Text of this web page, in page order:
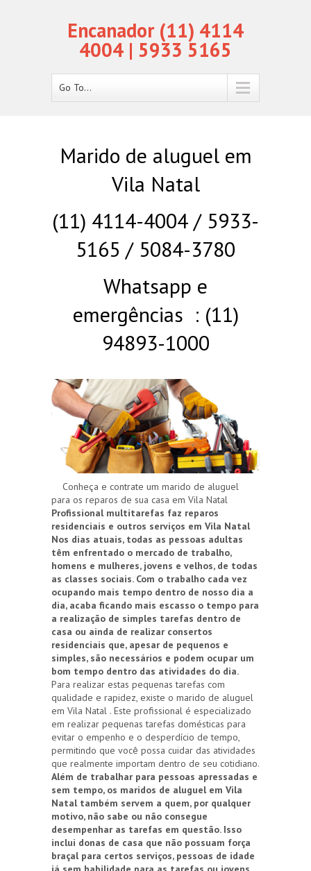
Encanador (11) 4114
4004 | 5933 5165
Go To...
Marido de aluguel em
Vila Natal
(11) 4114-4004 / 5933-
5165 / 5084-3780
Whatsapp e
emergências : (11)
94893-1000
Conheça e contrate um marido de aluguel
para os reparos de sua casa em Vila Natal
Profissional multitarefas faz reparos
residenciais e outros serviços em Vila Natal
Nos dias atuais, todas as pessoas adultas
têm enfrentado o mercado de trabalho,
homens e mulheres, jovens e velhos, de todas
as classes sociais. Com o trabalho cada vez
ocupando mais tempo dentro de nosso dia a
dia, acaba ficando mais escasso o tempo para
a realização de simples tarefas dentro de
casa ou ainda de realizar consertos
residenciais que, apesar de pequenos e
simples, são necessários e podem ocupar um
bom tempo dentro das atividades do dia.
Para realizar estas pequenas tarefas com
qualidade e rapidez, existe o marido de aluguel
em Vila Natal . Este profissional é especializado
em realizar pequenas tarefas domésticas para
evitar o empenho e o desperdício de tempo,
permitindo que você possa cuidar das atividades
que realmente importam dentro de seu cotidiano.
Além de trabalhar para pessoas apressadas e
sem tempo, os maridos de aluguel em Vila
Natal também servem a quem, por qualquer
motivo, não sabe ou não consegue
desempenhar as tarefas em questão. Isso
inclui donas de casa que não possuam força
braçal para certos serviços, pessoas de idade